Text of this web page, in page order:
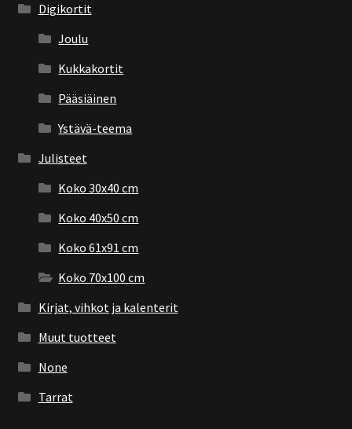
Digikortit
Joulu
Kukkakortit
Pääsiäinen
Ystävä-teema
Julisteet
Koko 30x40 cm
Koko 40x50 cm
Koko 61x91 cm
Koko 70x100 cm
Kirjat, vihkot ja kalenterit
Muut tuotteet
None
Tarrat